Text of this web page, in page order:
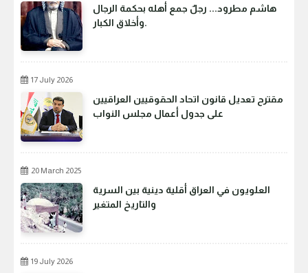
هاشم مطرود... رجلٌ جمع أهله بحكمة الرجال
وأخلاق الكبار.
17 July 2026
مقترح تعديل قانون اتحاد الحقوقيين العراقيين
على جدول أعمال مجلس النواب
20 March 2025
العلويون في العراق أقلية دينية بين السرية
والتاريخ المتغير
19 July 2026